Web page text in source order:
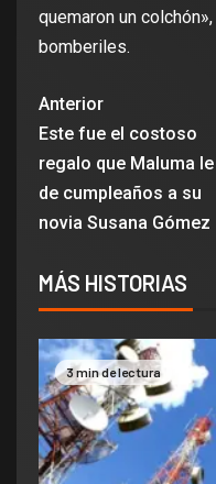
quemaron un
bomberiles.
Anterior
Este fue el costoso
regalo que Maluma
de cumpleaños a su
novia Susana Gómez
MÁS HISTORIAS
3 min de lectura